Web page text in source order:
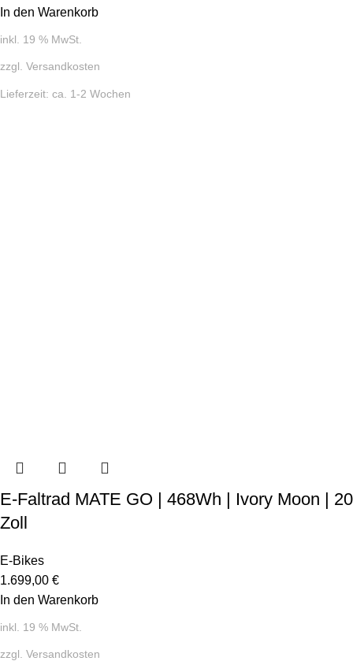
In den Warenkorb
inkl. 19 % MwSt.
zzgl. Versandkosten
Lieferzeit: ca. 1-2 Wochen
E-Faltrad MATE GO | 468Wh | Ivory Moon | 20
Zoll
E-Bikes
1.699,00 €
In den Warenkorb
inkl. 19 % MwSt.
zzgl. Versandkosten